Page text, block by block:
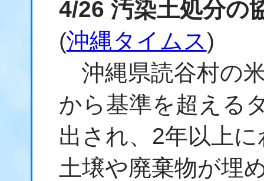
4/26 汚染土処分の
(沖縄タイムス)
沖縄県読谷村の
から基準を超える
出され、2年以上
土壌や廃棄物が埋